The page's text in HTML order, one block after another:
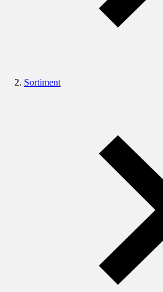
Sortiment